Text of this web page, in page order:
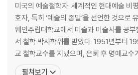
미국의 예술철학자. 세계적인 현대예술 비
호자, 특히 ‘예술의 종말’을 선언한 것으로
웨인주립대학교에서 미술과 미술사를 공
서 철학 박사학위를 받았다. 1951년부터
교 철학교수를 지냈으며, 은퇴 후 명예교
009년까지 『네이션』지의 예술평론가로 활
펼쳐보기